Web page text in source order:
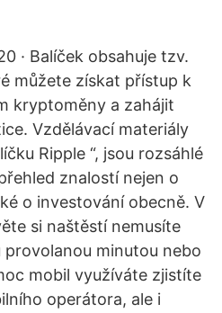
· Balíček obsahuje tzv.
můžete získat přístup k
kryptoměny a zahájit
Vzdělávací materiály
Ripple “, jsou rozsáhlé
znalostí nejen o
o investování obecně. V
si naštěstí nemusíte
minutou nebo
mobil využíváte zjistíte
operátora, ale i